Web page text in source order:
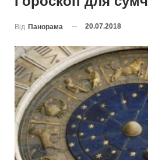
Від Панорама 20.07.2018